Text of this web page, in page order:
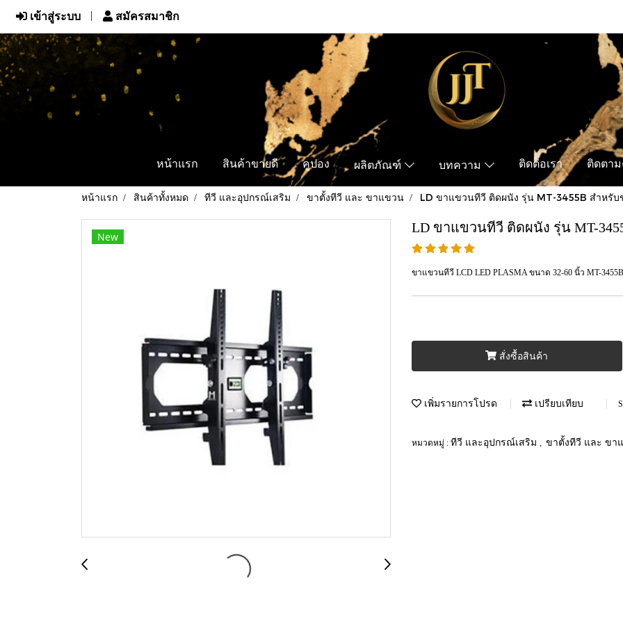
เข้าสู่ระบบ สมัครสมาชิก
หน้าแรก สินค้าขายดี คูปอง ผลิตภัณฑ์ บทความ ติดต่อเรา ติดตา
หน้าแรก สินค้าทั้งหมด ทีวี และอุปกรณ์เสริม ขาตั้งทีวี และ ขาแขวน LD ขาแขวนทีวี ติดผนัง รุ่น MT-3455B สำหรั
New
LD ขาแขวนทีวี ติดผนัง รุ่น MT-
ขาแขวนทีวี LCD LED PLASMA ขนาด 32-60 นิ้ว MT-3455B
สั่งซื้อสินค้า
เพิ่มรายการโปรด เปรียบเทียบ
หมวดหมู่ : ทีวี และอุปกรณ์เสริม ขาตั้งทีวี และ ขา